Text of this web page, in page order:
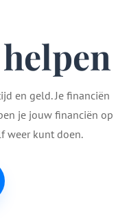
en geld. Je financiën
je jouw financiën op
weer kunt doen.